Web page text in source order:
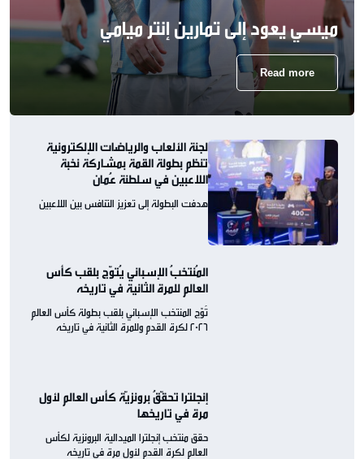
ميسي يعود إلى تمارين إنتر ميامي
Read more
لجنة الألعاب والرياضات الإلكترونية
تنظم بطولة القمة بمشاركة نخبة
اللاعبين في سلطنة عُمان
هدفت البطولة إلى تعزيز التنافس بين اللاعبين
المُنتخبُ الإسباني يُتوّج بلقب كأس
العالم للمرة الثانية في تاريخه
تُوّج المنتخب الإسباني بلقب بطولة كأس العالم
2026 لكرة القدم وللمرة الثانية في تاريخه
إنجلترا تحقّقُ برونزيّة كأس العالم لأول
مرة في تاريخها
حقق منتخب إنجلترا الميدالية البرونزية لكأس
العالم لكرة القدم لأول مرة في تاريخه